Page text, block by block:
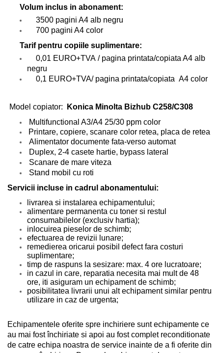
Volum inclus in abonament:
3500 pagini A4 alb negru
700 pagini A4 color
Tarif pentru copiile suplimentare:
0,01 EURO+TVA / pagina printata/copiata A4 alb
negru
0,1 EURO+TVA/ pagina printata/copiata A4 color
Model copiator:
Konica Minolta Bizhub C258/C308
Multifunctional A3/A4 25/30 ppm color
Printare, copiere, scanare color retea, placa de retea
Alimentator documente fata-verso automat
Duplex, 2-4 casete hartie, bypass lateral
Scanare de mare viteza
Stand mobil cu roti
Servicii incluse in cadrul abonamentului:
livrarea si instalarea echipamentului;
alimentare permanenta cu toner si restul
consumabilelor (exclusiv hartia);
inlocuirea pieselor de schimb;
efectuarea de revizii lunare;
remedierea oricarui posibil defect fara costuri
suplimentare;
timp de raspuns la sesizare: max. 4 ore lucratoare;
in cazul in care, reparatia necesita mai mult de 48
ore, iti asiguram un echipament de schimb;
posibilitatea livrarii unui alt echipament similar pentru
utilizare in caz de urgenta;
Echipamentele oferite spre inchiriere sunt echipamente ce
au mai fost închiriate si apoi au fost complet reconditionate
de catre echipa noastra de service inainte de a fi oferite din